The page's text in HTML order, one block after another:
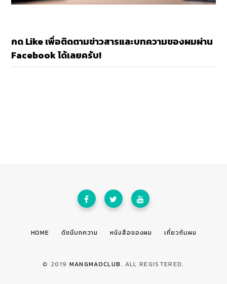
กด Like เพื่อติดตามข่าวสารและบทความของผมผ่าน
Facebook ได้เลยครับ!
HOME ดัชนีบทความ หนังสือของผม เกี่ยวกับผม
© 2019 MANGMAOCLUB. ALL REGISTERED.